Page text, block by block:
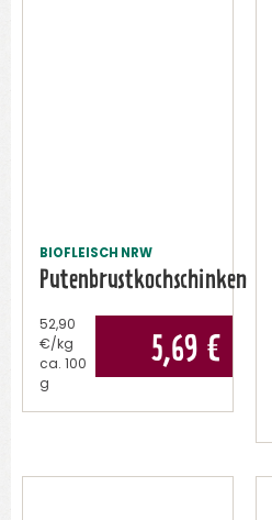
BIOFLEISCH NRW
Putenbrustkochschinken
5,69 €
52,90
€/kg
ca.
100
g